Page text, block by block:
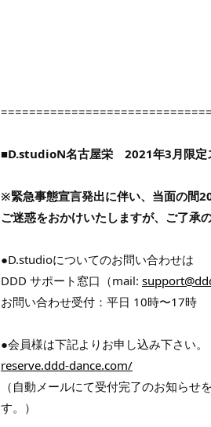
■D.studioN名古屋栄 2021年3月限定
※緊急事態宣言発出に伴い、当面の間
ご迷惑をおかけいたしますが、ご了承
●D.studioについてのお問い合わせは
DDD サポート窓口（mail:
お問い合わせ受付：平日 10時〜17時
●会員様は下記よりお申し込み下さい。
reserve.ddd-dance.com/
（自動メールにて受付完了のお知ら
す。）